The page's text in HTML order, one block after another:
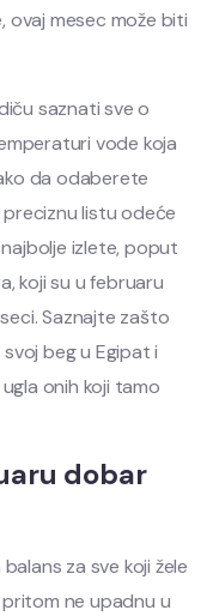
ovaj mesec može biti
saznati sve o
vode koja
da odaberete
listu odeće
izlete, poput
koji su u februaru
Saznajte zašto
beg u Egipat i
onih koji tamo
dobar
za sve koji žele
ne upadnu u